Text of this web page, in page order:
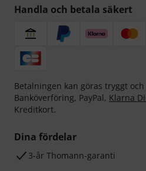
Handla och betala säkert
Betalningen kan göras tryggt
Banköverföring, PayPal, Klarna
Kreditkort.
Dina fördelar
3-år Thomann-garanti